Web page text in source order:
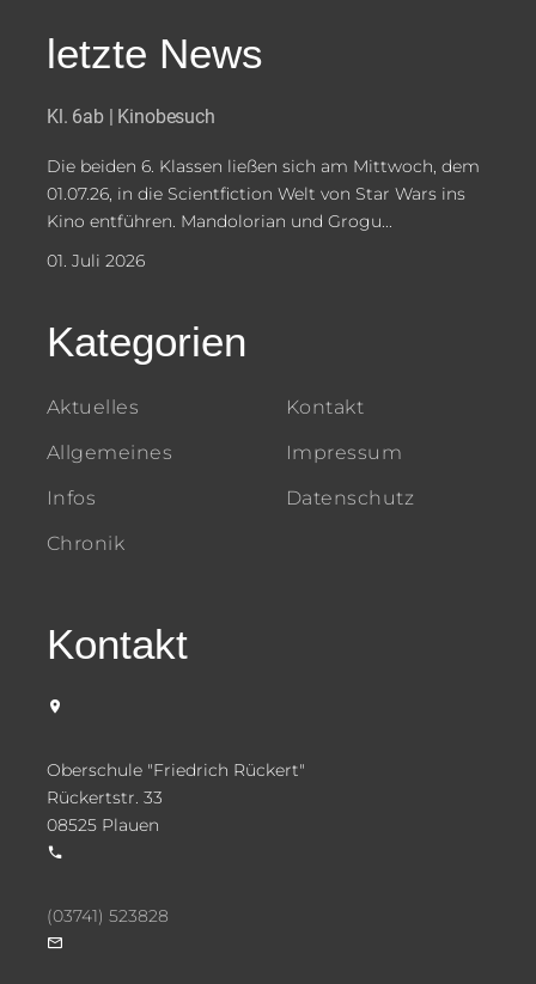
letzte News
Kl. 6ab | Kinobesuch
Die beiden 6. Klassen ließen sich am Mittwoch, dem
01.07.26, in die Scientfiction Welt von Star Wars ins
Kino entführen. Mandolorian und Grogu...
01. Juli 2026
Kategorien
Aktuelles
Allgemeines
Infos
Chronik
Kontakt
Impressum
Datenschutz
Kontakt
Oberschule "Friedrich Rückert"
Rückertstr. 33
08525 Plauen
(03741) 523828